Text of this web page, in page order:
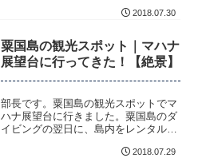
2018.07.30
粟国島の観光スポット｜マハナ
展望台に行ってきた！【絶景】
部長です。粟国島の観光スポットでマ
ハナ展望台に行きました。粟国島のダ
イビングの翌日に、島内をレンタル自
2018.07.29